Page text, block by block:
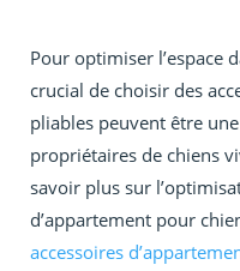
Pour optimiser l’espace
crucial de choisir des
pliables peuvent être
propriétaires de chiens
savoir plus sur
d’appartement pour
accessoires